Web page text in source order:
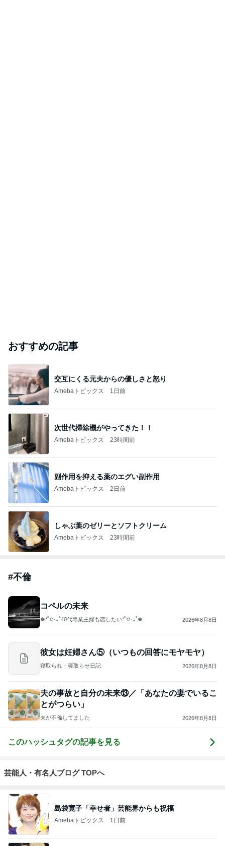
おすすめの記事
交互にくる元夫からの優しさと怒り
Amebaトピックス 1日前
次世代掃除機がやってきた！！
Amebaトピックス 23時間前
副作用を抑える薬のエグい副作用
Amebaトピックス 2日前
しゃぶ葉のゼリーとソフトクリーム
Amebaトピックス 23時間前
#不倫
コペルの未来
♚︎*˚✩︎‧₊˚40代専業主婦も恋したい*˚✩︎‧₊˚♚︎ 2026年8月8日
彼女は妊婦さん⑤（いつもの回答にモヤモヤ）
寝取られ・寝取らせ日記 2026年8月8日
夫の事故と自分の未来⑬／「あなたの妻でいるこ
とがつらい」
夫が不倫してました 2026年8月8日
このハッシュタグの記事を見る
芸能人・有名人ブログ TOPへ
島袋寛子「幸せ者」芸能界からも祝福
Amebaトピックス 1日前